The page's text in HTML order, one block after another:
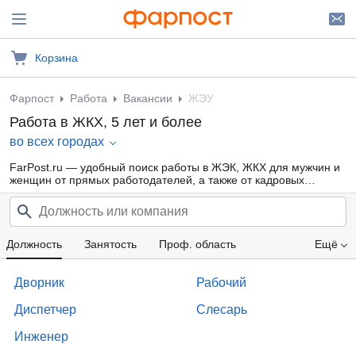
Корзина
Фарпост Работа Вакансии ЖЭУ
Работа в ЖКХ, 5 лет и более
во всех городах
FarPost.ru — удобный поиск работы в ЖЭК, ЖКХ для мужчин и
женщин от прямых работодателей, а также от кадровых
агентств. Свежие вакансии ЖЭУ каждый день.
Ещё
Должность Занятость Проф. область
Зарплата
Дворник
Диспетчер
Инженер
Рабочий
Слесарь